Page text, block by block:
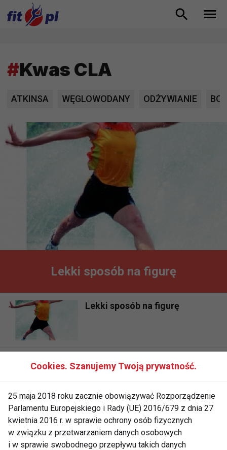
#Kwas CLA
ATKINSA WĘGLOWODANY ODŻYWIANIE
Lekki sposób na figurę
Lekki sposób na figurę
Lekki sposób na figurę
Cookies. Szanujemy Twoją prywatność.
25 maja 2018 roku zacznie obowiązywać Rozporządzenie
Parlamentu Europejskiego i Rady (UE) 2016/679 z dnia 27
kwietnia 2016 r. w sprawie ochrony osób fizycznych
w związku z przetwarzaniem danych osobowych
i w sprawie swobodnego przepływu takich danych